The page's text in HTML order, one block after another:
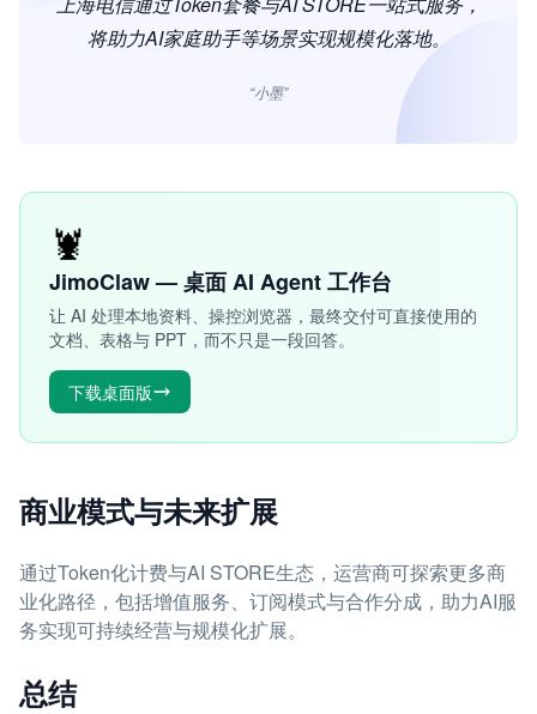
将助力AI家庭助手等场景实现规模化落地。
“小墨”
🦞
JimoClaw — 桌面 AI Agent 工作台
让 AI 处理本地资料、操控浏览器，最终交付可直接使用的
文档、表格与 PPT，而不只是一段回答。
下载桌面版
商业模式与未来扩展
通过Token化计费与AI STORE生态，运营商可探索更多商
业化路径，包括增值服务、订阅模式与合作分成，助力AI服
务实现可持续经营与规模化扩展。
总结